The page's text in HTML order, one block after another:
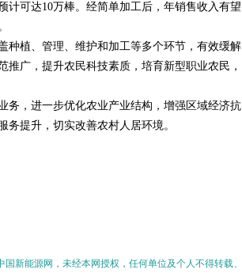
计可达10万棒。经简单加工后，年销售收入有望
种植、管理、维护和加工等多个环节，有效缓解
广，提升农民科技素质，培育新型职业农民，
务，进一步优化农业产业结构，增强区域经济抗
提升，切实改善农村人居环境。
新能源网，未经本网授权，任何单位及个人不得转载、